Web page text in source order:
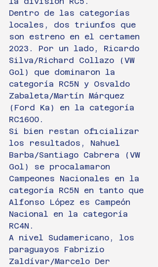
Dentro de las categorías
locales, dos triunfos que
son estreno en el certamen
2023. Por un lado, Ricardo
Silva/Richard Collazo (VW
Gol) que dominaron la
categoría RC5N y Osvaldo
Zabaleta/Martín Márquez
(Ford Ka) en la categoría
RC1600.
Si bien restan oficializar
los resultados, Nahuel
Barba/Santiago Cabrera (VW
Gol) se procalamaron
Campeones Nacionales en la
categoría RC5N en tanto que
Alfonso López es Campeón
Nacional en la categoría
RC4N.
A nivel Sudamericano, los
paraguayos Fabrizio
Zaldívar/Marcelo Der